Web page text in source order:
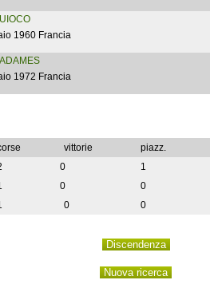
1960 Francia
1972 Francia
vittorie
piazz.
0
1
0
0
0 0